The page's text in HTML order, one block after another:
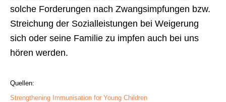
solche Forderungen nach Zwangsimpfungen bzw.
Streichung der Sozialleistungen bei Weigerung
sich oder seine Familie zu impfen auch bei uns
hören werden.
Quellen:
Strengthening Immunisation for Young Children